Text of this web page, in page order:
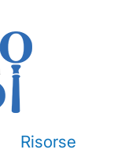
Risorse